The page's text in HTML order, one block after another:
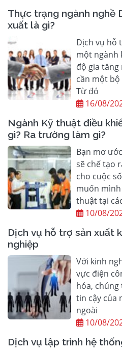
Thực trạng ngành nghề
xuất là gì?
Dịch vụ hỗ
một ngành
độ gia tăng
cần một
Từ đó
16/08/
Ngành Kỹ thuật điều
gì? Ra trường làm gì?
Bạn mơ
sẽ chế tạo
cho cuộc
muốn
thuật tại
10/08/
Dịch vụ hỗ trợ sản xuất
nghiệp
Với kinh
vực điện
hóa, chúng
tin cậy của
ngoài
10/08/
Dịch vụ lập trình hệ